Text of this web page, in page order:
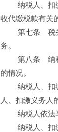
纳税人、扣缴
收代缴税款有关
第七条 税务机
务。
第八条 纳税人
的情况。
纳税人、扣缴
人、扣缴义务人
纳税人依法享
纳税人、扣缴